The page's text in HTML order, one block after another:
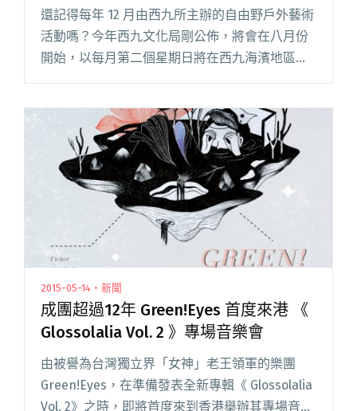
還記得每年 12 月由西九所主辦的自由野戶外藝術
活動嗎？今年西九文化局剛公佈，將會在八月份
開始，以每月第二個星期日將在西九海濱地區舉
辦名為「自由約」之活動，從名字來看來相信是
僅有的戶外好地方，約上三閱讀全文 "不用等一
年 每月一次香港自由約西九活動！"
2015-05-14・新聞
成團超過12年 Green!Eyes 首度來港 《
Glossolalia Vol. 2 》專場音樂會
由被譽為台灣獨立界「女神」老王領軍的樂團
Green!Eyes，在準備發表全新專輯《 Glossolalia
Vol. 2》之時，即將首度來到香港舉辦其專場音樂